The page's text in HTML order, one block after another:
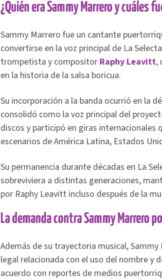
¿Quién era Sammy Marrero y cuáles
Sammy Marrero fue un cantante
convertirse en la voz principal de La
trompetista y compositor Raphy Leavitt,
en la historia de la salsa boricua.
Su incorporación a la banda ocurrió en la
consolidó como la voz principal del
discos y participó en giras internacionales
escenarios de América Latina, Estados
Su permanencia durante décadas en La
sobreviviera a distintas generaciones,
por Raphy Leavitt incluso después de la
La demanda contra Sammy Marrero
Además de su trayectoria musical,
legal relacionada con el uso del nombre y
acuerdo con reportes de medios